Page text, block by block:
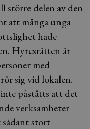
större delen av den
att många unga
hade
Hyresrätten är
med
sig vid lokalen.
påståtts att det
verksamheter
sådant stort